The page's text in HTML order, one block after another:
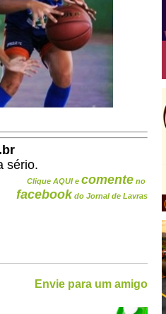
sério.
Clique AQUI e comente no
facebook do Jornal de Lavras
Envie para um amigo